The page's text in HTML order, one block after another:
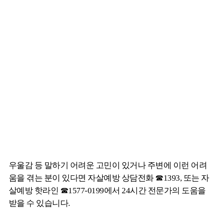
우울감 등 말하기 어려운 고민이 있거나 주변에 이런 어려
움을 겪는 분이 있다면 자살예방 상담전화 ☎1393, 또는 자
살예방 핫라인 ☎1577-0199에서 24시간 전문가의 도움을
받을 수 있습니다.